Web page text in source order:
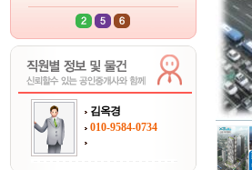
김옥경
010-9584-0734